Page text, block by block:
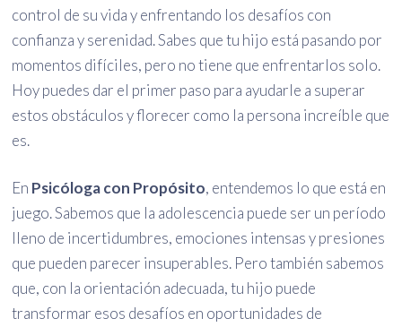
control de su vida y enfrentando los desafíos con
confianza y serenidad. Sabes que tu hijo está pasando por
momentos difíciles, pero no tiene que enfrentarlos solo.
Hoy puedes dar el primer paso para ayudarle a superar
estos obstáculos y florecer como la persona increíble que
es.
En Psicóloga con Propósito, entendemos lo que está en
juego. Sabemos que la adolescencia puede ser un período
lleno de incertidumbres, emociones intensas y presiones
que pueden parecer insuperables. Pero también sabemos
que, con la orientación adecuada, tu hijo puede
transformar esos desafíos en oportunidades de